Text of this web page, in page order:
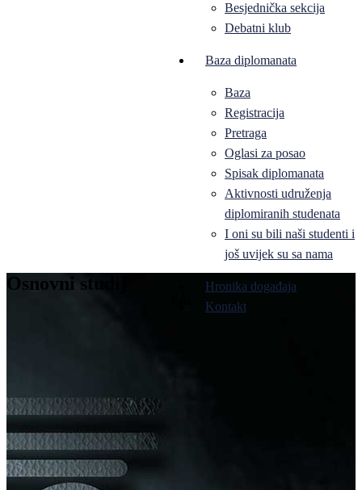
Besjednička sekcija
Debatni klub
Baza diplomanata
Baza
Registracija
Pretraga
Oglasi za posao
Spisak diplomanata
Aktivnosti udruženja
diplomiranih studenata
I oni su bili naši studenti i
još uvijek su sa nama
Hronika događaja
Kontakt
Osnovni studij